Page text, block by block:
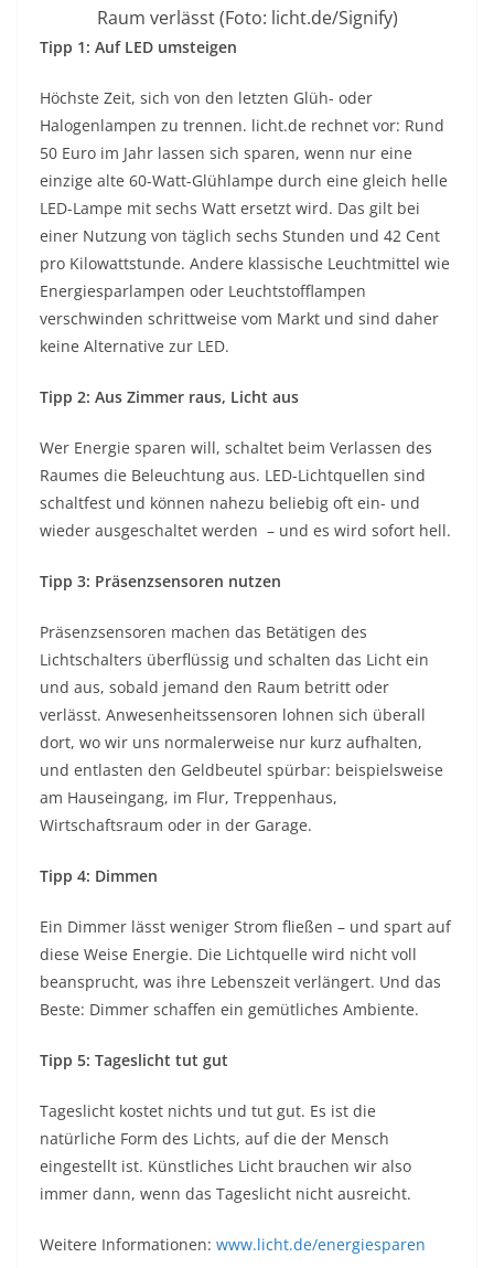
Raum verlässt (Foto: licht.de/Signify)
Tipp 1: Auf LED umsteigen
Höchste Zeit, sich von den letzten Glüh- oder
Halogenlampen zu trennen. licht.de rechnet vor: Rund
50 Euro im Jahr lassen sich sparen, wenn nur eine
einzige alte 60-Watt-Glühlampe durch eine gleich helle
LED-Lampe mit sechs Watt ersetzt wird. Das gilt bei
einer Nutzung von täglich sechs Stunden und 42 Cent
pro Kilowattstunde. Andere klassische Leuchtmittel wie
Energiesparlampen oder Leuchtstofflampen
verschwinden schrittweise vom Markt und sind daher
keine Alternative zur LED.
Tipp 2: Aus Zimmer raus, Licht aus
Wer Energie sparen will, schaltet beim Verlassen des
Raumes die Beleuchtung aus. LED-Lichtquellen sind
schaltfest und können nahezu beliebig oft ein- und
wieder ausgeschaltet werden ­ – und es wird sofort hell.
Tipp 3: Präsenzsensoren nutzen
Präsenzsensoren machen das Betätigen des
Lichtschalters überflüssig und schalten das Licht ein
und aus, sobald jemand den Raum betritt oder
verlässt. Anwesenheitssensoren lohnen sich überall
dort, wo wir uns normalerweise nur kurz aufhalten,
und entlasten den Geldbeutel spürbar: beispielsweise
am Hauseingang, im Flur, Treppenhaus,
Wirtschaftsraum oder in der Garage.
Tipp 4: Dimmen
Ein Dimmer lässt weniger Strom fließen – und spart auf
diese Weise Energie. Die Lichtquelle wird nicht voll
beansprucht, was ihre Lebenszeit verlängert. Und das
Beste: Dimmer schaffen ein gemütliches Ambiente.
Tipp 5: Tageslicht tut gut
Tageslicht kostet nichts und tut gut. Es ist die
natürliche Form des Lichts, auf die der Mensch
eingestellt ist. Künstliches Licht brauchen wir also
immer dann, wenn das Tageslicht nicht ausreicht.
Weitere Informationen: www.licht.de/energiesparen